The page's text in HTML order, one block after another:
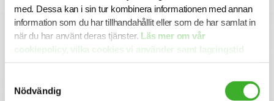
med. Dessa kan i sin tur kombinera informationen med annan
information som du har tillhandahållit eller som de har samlat in
när du har använt deras tjänster. Läs mer om vår
cookiepolicy, vilka cookies vi använder samt lagringstid
här.
Nödvändig
en nära relation med din konsultchef som stöttar dig i din
utveckling.
Se lediga jobb